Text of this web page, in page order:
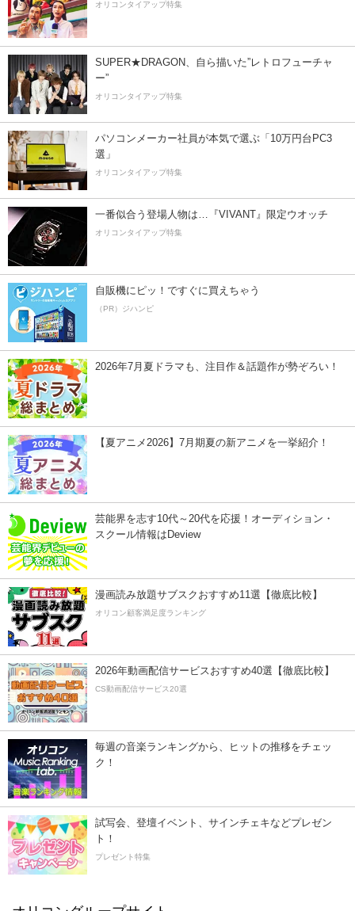
オリコンタイアップ特集
SUPER★DRAGON、自ら描いた”レトロフューチャ
ー”
オリコンタイアップ特集
パソコンメーカー社員が本気で選ぶ「10万円台PC3
選」
オリコンタイアップ特集
一番似合う登場人物は…『VIVANT』限定ウオッチ
オリコンタイアップ特集
自販機にピッ！ですぐに買えちゃう
（PR）ジハンピ
2026年7月夏ドラマも、注目作＆話題作が勢ぞろい！
【夏アニメ2026】7月期夏の新アニメを一挙紹介！
芸能界を志す10代～20代を応援！オーディション・
スクール情報はDeview
漫画読み放題サブスクおすすめ11選【徹底比較】
オリコン顧客満足度ランキング
2026年動画配信サービスおすすめ40選【徹底比較】
CS動画配信サービス20選
毎週の音楽ランキングから、ヒットの推移をチェッ
ク！
試写会、登壇イベント、サインチェキなどプレゼン
ト！
プレゼント特集